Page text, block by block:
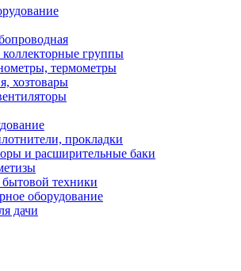
группы
термометры
хозтовары
прокладки
и расширительные баки
техники
оборудование
дачи